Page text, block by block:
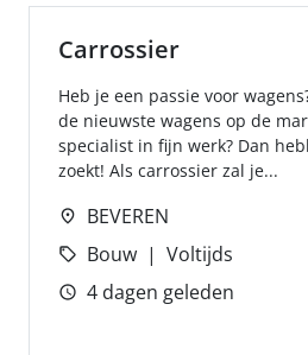
Carrossier
Heb je een passie voor
de nieuwste wagens op de
specialist in fijn werk? Dan
zoekt! Als carrossier zal je...
BEVEREN
Bouw
Voltijds
4 dagen geleden